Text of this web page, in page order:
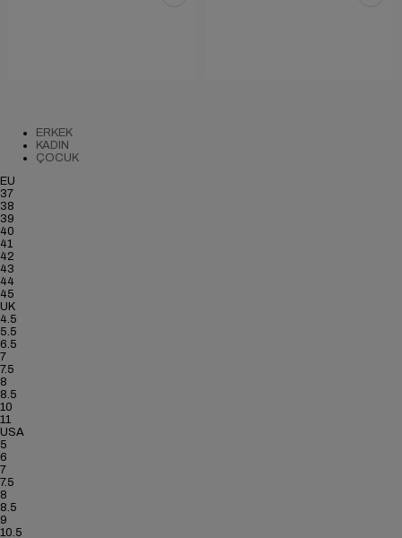
ERKEK
KADIN
ÇOCUK
EU
37
38
39
40
41
42
43
44
45
UK
4.5
5.5
6.5
7
7.5
8
8.5
10
11
USA
5
6
7
7.5
8
8.5
9
10.5